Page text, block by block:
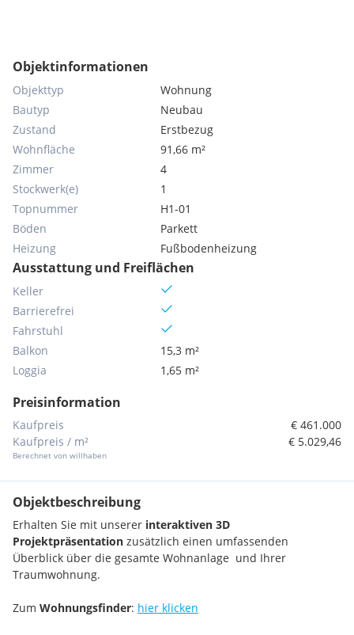
Objektinformationen
Objekttyp
Wohnung
Bautyp
Neubau
Zustand
Erstbezug
Wohnfläche
91,66 m²
Zimmer
4
Stockwerk(e)
1
Topnummer
H1-01
Böden
Parkett
Heizung
Fußbodenheizung
Ausstattung und Freiflächen
Keller
Barrierefrei
Fahrstuhl
Balkon
15,3 m²
Loggia
1,65 m²
Preisinformation
Kaufpreis
€ 461.000
Kaufpreis / m²
Berechnet von willhaben
€ 5.029,46
Objektbeschreibung
Erhalten Sie mit unserer interaktiven 3D
Projektpräsentation zusätzlich einen umfassenden
Überblick über die gesamte Wohnanlage und Ihrer
Traumwohnung.
Zum Wohnungsfinder: hier klicken